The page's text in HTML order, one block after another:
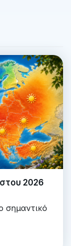
2026
σημαντικό